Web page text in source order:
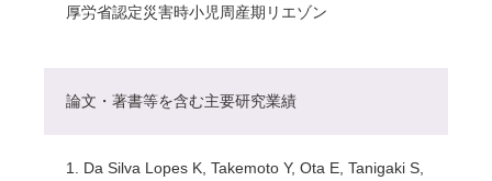
厚労省認定災害時小児周産期リエゾン
論文・著書等を含む主要研究業績
1. Da Silva Lopes K, Takemoto Y, Ota E, Tanigaki S,